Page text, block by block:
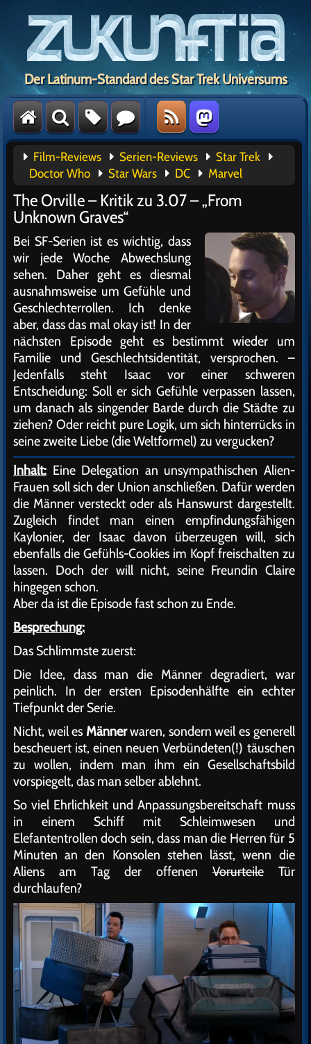
Der Latinum-Standard des Star Trek Universums
Film-Reviews Serien-Reviews
Star Trek
Doctor Who
Star Wars DC Marvel
The Orville – Kritik zu 3.07 – „From
Unknown Graves“
Bei SF-Serien ist es wichtig, dass
wir jede Woche Abwechslung
sehen. Daher geht es diesmal
ausnahmsweise um Gefühle und
Geschlechterrollen. Ich denke
aber, dass das mal okay ist! In der
nächsten Episode geht es bestimmt wieder um
Familie und Geschlechtsidentität, versprochen. –
Jedenfalls steht Isaac vor einer schweren
Entscheidung: Soll er sich Gefühle verpassen lassen,
um danach als singender Barde durch die Städte zu
ziehen? Oder reicht pure Logik, um sich hinterrücks in
seine zweite Liebe (die Weltformel) zu vergucken?
Inhalt: Eine Delegation an unsympathischen Alien-
Frauen soll sich der Union anschließen. Dafür werden
die Männer versteckt oder als Hanswurst dargestellt.
Zugleich findet man einen empfindungsfähigen
Kaylonier, der Isaac davon überzeugen will, sich
ebenfalls die Gefühls-Cookies im Kopf freischalten zu
lassen. Doch der will nicht, seine Freundin Claire
hingegen schon.
Aber da ist die Episode fast schon zu Ende.
Besprechung:
Das Schlimmste zuerst:
Die Idee, dass man die Männer degradiert, war
peinlich. In der ersten Episodenhälfte ein echter
Tiefpunkt der Serie.
Nicht, weil es Männerwaren, sondern weil es generell
bescheuert ist, einen neuen Verbündeten(!) täuschen
zu wollen, indem man ihm ein Gesellschaftsbild
vorspiegelt, das man selber ablehnt.
So viel Ehrlichkeit und Anpassungsbereitschaft muss
in einem Schiff mit Schleimwesen und
Elefantentrollen doch sein, dass man die Herren für 5
Minuten an den Konsolen stehen lässt, wenn die
Aliens am Tag der offenenVorurteileTür
durchlaufen?